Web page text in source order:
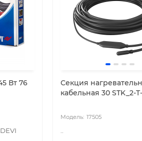
Вт 76
Секция
кабельная 30 STK_2-
17505